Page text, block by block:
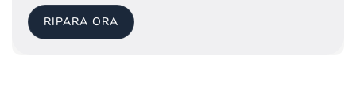
RIPARA ORA